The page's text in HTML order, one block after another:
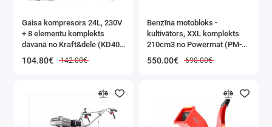
statīvs: jā
regulējama pārnēsāšanas siksna 42–72 cm
dāvanas ideja
riteņu diametrs: 20 cm
izmēri: 97 x 37 x 105 cm
Gaisa kompresors 24L, 230V
+ 8 elementu komplekts
dāvanā no Kraft&dele (KD400
104.80€ 142.00€
Benzīna motobloks -
kultivātors, XXL komplekts
210cm3 no Powermat (PM-
550.00€ 690.00€